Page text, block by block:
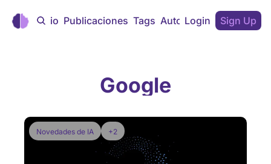
Inicio Publicaciones Tags AutoresLogin Sign Up
Google
Novedades de IA +2